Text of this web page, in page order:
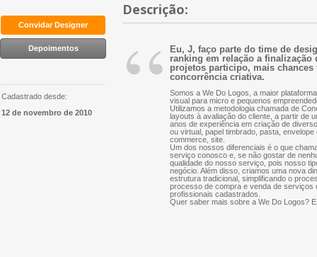
Convidar Designer
Depoimentos
Cadastrado desde:
12 de novembro de 2010
Descrição:
“
Eu, J, faço parte do time de
ranking em relação a
projetos participo, mais
concorrência criativa.
Somos a We Do Logos, a maior
visual para micro e pequenos
Utilizamos a metodologia chamada de
layouts à avaliação do cliente, a partir de
anos de experiência em criação de
ou virtual, papel timbrado, pasta,
commerce, site.
Um dos nossos diferenciais é o que
serviço conosco e, se não gostar de
qualidade do nosso serviço, pois nosso
negócio. Além disso, criamos uma nova
estrutura tradicional, simplificando o
processo de compra e venda de serviços
profissionais cadastrados.
Quer saber mais sobre a We Do Logos?